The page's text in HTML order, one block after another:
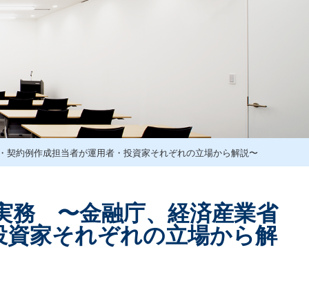
約例作成担当者が運用者・投資家それぞれの立場から解説〜
務 〜金融庁、経済産業省
家それぞれの立場から解